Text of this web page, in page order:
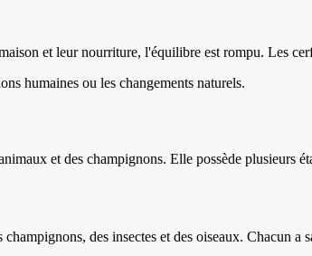
et leur nourriture, l'équilibre est rompu. Les
humaines ou les changements naturels.
et des champignons. Elle possède plusieurs
des insectes et des oiseaux. Chacun a